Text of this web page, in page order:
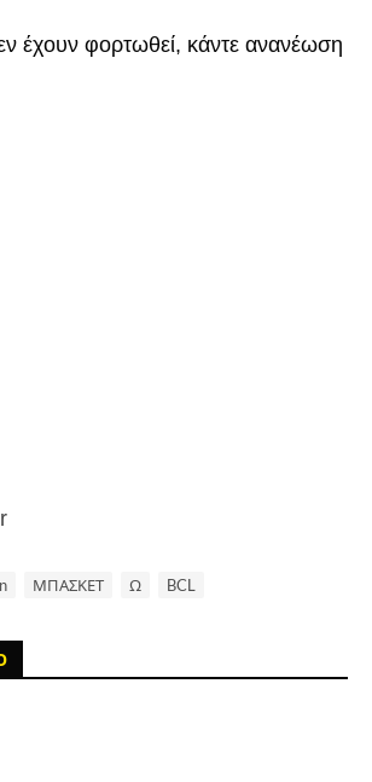
έχουν φορτωθεί, κάντε ανανέωση
ΜΠΑΣΚΕΤ Ω BCL